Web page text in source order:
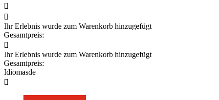


Ihr Erlebnis wurde zum Warenkorb hinzugefügt
Gesamtpreis:

Ihr Erlebnis wurde zum Warenkorb hinzugefügt
Gesamtpreis:
Idiomasde
